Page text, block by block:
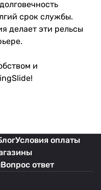
срок службы.
делает эти рельсы
и
Условия оплаты
Вопрос ответ